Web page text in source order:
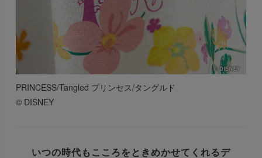
PRINCESS/Tangled プリンセス/タングルド
© DISNEY
いつの時代もこころをときめかせてくれるデ